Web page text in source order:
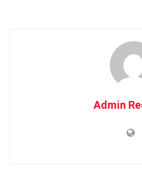
Admin